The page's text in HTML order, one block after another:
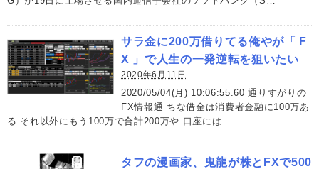
サラ金に200万借りてる俺やが「 F
X 」で人生の一発逆転を狙いたい
2020年6月11日
2020/05/04(月) 10:06:55.60 通りすがりの
FX情報通 ちな借金は消費者金融に100万あ
る それ以外にもう100万で合計200万や 口座には…
タフの漫画家、鬼龍が株とFXで500